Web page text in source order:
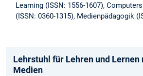
Learning (ISSN: 1556-1607),
(ISSN: 0360-1315), Medienpädagogik
Lehrstuhl für Lehren und
Medien